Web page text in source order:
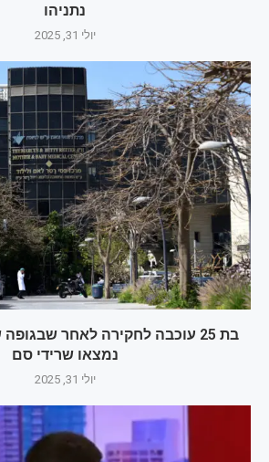
נתניהו
יולי 31, 2025
בת 25 עוכבה לחקירה לאחר
נמצאו שרידי סם
יולי 31, 2025